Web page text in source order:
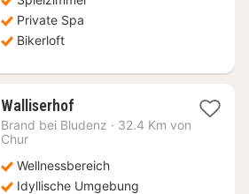
Private Spa
Bikerloft
Walliserhof1
Nacht
€
Brand bei Bludenz · 32.4 Km von
Chur
Wellnessbereich
Idyllische Umgebung